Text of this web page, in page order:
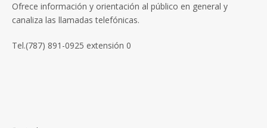
Ofrece información y orientación al público en general y
canaliza las llamadas telefónicas.
Tel.(787) 891-0925 extensión 0